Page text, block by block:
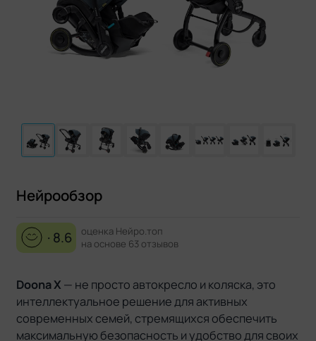
Нейрообзор
· 8.6
оценка Нейро.топ
на основе 63 отзывов
Doona X — не просто автокресло и коляска, это
интеллектуальное решение для активных
современных семей, стремящихся обеспечить
максимальную безопасность и удобство для своих